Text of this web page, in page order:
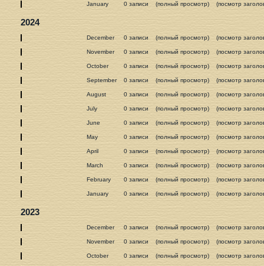
January 0 записи (полный просмотр) (посмотр
2024
December 0 записи (полный просмотр) (посмотр
November 0 записи (полный просмотр) (посмотр
October 0 записи (полный просмотр) (посмотр
September 0 записи (полный просмотр) (посмотр
August 0 записи (полный просмотр) (посмотр
July 0 записи (полный просмотр) (посмотр
June 0 записи (полный просмотр) (посмотр
May 0 записи (полный просмотр) (посмотр
April 0 записи (полный просмотр) (посмотр
March 0 записи (полный просмотр) (посмотр
February 0 записи (полный просмотр) (посмотр
January 0 записи (полный просмотр) (посмотр
2023
December 0 записи (полный просмотр) (посмотр
November 0 записи (полный просмотр) (посмотр
October 0 записи (полный просмотр) (посмотр